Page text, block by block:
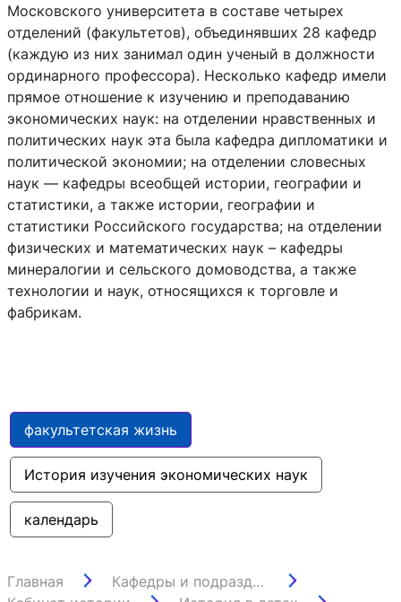
Московского университета в составе четырех
отделений (факультетов), объединявших 28 кафедр
(каждую из них занимал один ученый в должности
ординарного профессора). Несколько кафедр имели
прямое отношение к изучению и преподаванию
экономических наук: на отделении нравственных и
политических наук эта была кафедра дипломатики и
политической экономии; на отделении словесных
наук — кафедры всеобщей истории, географии и
статистики, а также истории, географии и
статистики Российского государства; на отделении
физических и математических наук – кафедры
минералогии и сельского домоводства, а также
технологии и наук, относящихся к торговле и
фабрикам.
факультетская жизнь
История изучения экономических наук
календарь
Главная
Кафедры и подразделения